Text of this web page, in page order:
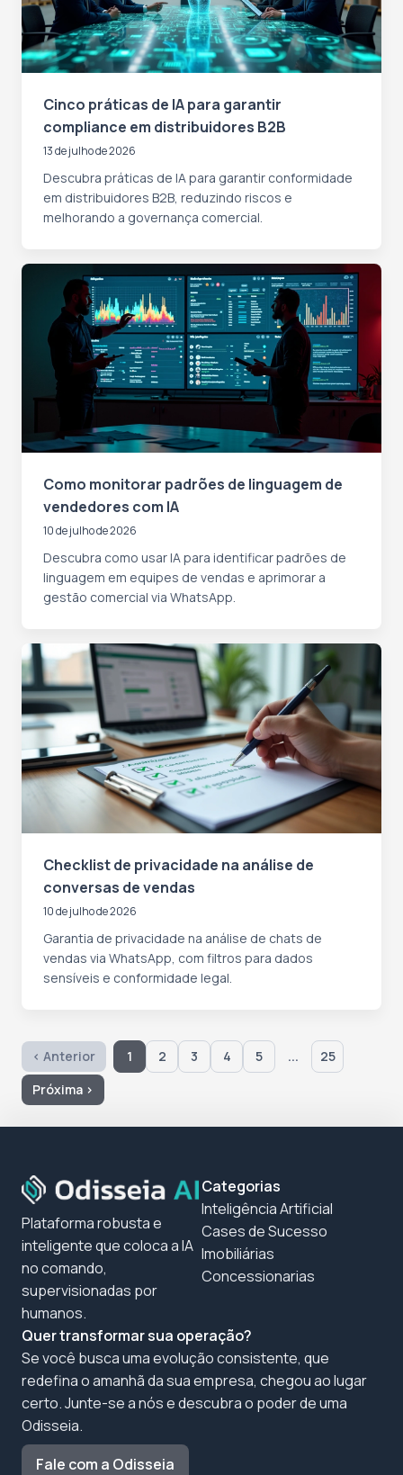
Cinco práticas de IA para garantir
compliance em distribuidores B2B
13 de julho de 2026
Descubra práticas de IA para garantir conformidade
em distribuidores B2B, reduzindo riscos e
melhorando a governança comercial.
Como monitorar padrões de linguagem de
vendedores com IA
10 de julho de 2026
Descubra como usar IA para identificar padrões de
linguagem em equipes de vendas e aprimorar a
gestão comercial via WhatsApp.
Checklist de privacidade na análise de
conversas de vendas
10 de julho de 2026
Garantia de privacidade na análise de chats de
vendas via WhatsApp, com filtros para dados
sensíveis e conformidade legal.
‹ Anterior 1 2 3 4 5 ...
25
Próxima ›
Plataforma robusta e
inteligente que coloca a IA
no comando,
supervisionadas por
humanos.
Categorias
Inteligência Artificial
Cases de Sucesso
Imobiliárias
Concessionarias
Quer transformar sua operação?
Se você busca uma evolução consistente, que
redefina o amanhã da sua empresa, chegou ao lugar
certo. Junte-se a nós e descubra o poder de uma
Odisseia.
Fale com a Odisseia